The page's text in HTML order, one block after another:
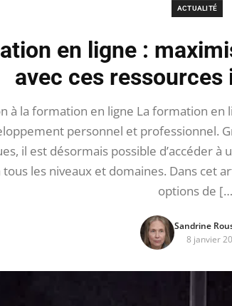
ACTUALITÉ
en ligne :
avec ces ressources
à la formation en ligne La formation
personnel et professionnel.
il est désormais possible d’accéder
tous les niveaux et domaines. Dans cet
options de
Sandrine
8 janvier